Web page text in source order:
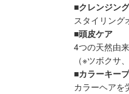
■クレンジング
スタイリング
■頭皮ケア
4つの天然由
（※ツボクサ
■カラーキープ
カラーヘアを